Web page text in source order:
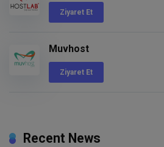
Ziyaret Et
Muvhost
Ziyaret Et
Recent News